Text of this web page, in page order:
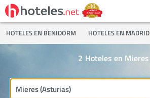
HOTELES EN BENIDORM HOTELES EN MADRID
Hoteles en Mieres
2